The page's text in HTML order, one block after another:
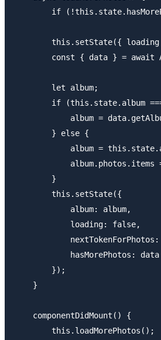
if
this.setState({
const { data } = await
        let album;
if (this.state.album
album =
        } else {
album =
album.photos.items
        }
        this.setState({
            album: album,
            loading: false,
hasMorePhotos:
        });
    }
    componentDidMount() {
        this.loadMorePhotos();